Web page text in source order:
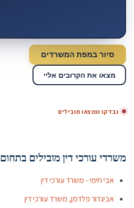
סיור במפת המשרדים
מצאו את הקרובים אליי
נבדקו ונמצאו מובילים
משרדי עורכי דין מובילים בתחום
אבי חימי - משרד עורכי דין
אביגדור פלדמן, משרד עורכי דין